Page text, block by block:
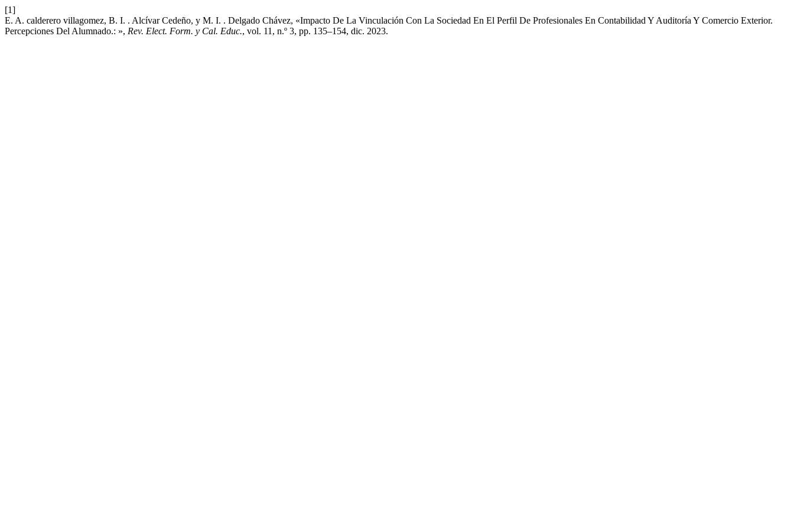
[1]
E. A. calderero villagomez, B. I. . Alcívar Cedeño, y M. I. . Delgado Chávez, «Impacto De La Vinculación Con La Sociedad En El Perfil De Profesionales En Contabilidad Y Auditoría Y Comercio Exterior.
Percepciones Del Alumnado.: », Rev. Elect. Form. y Cal. Educ., vol. 11, n.º 3, pp. 135–154, dic. 2023.